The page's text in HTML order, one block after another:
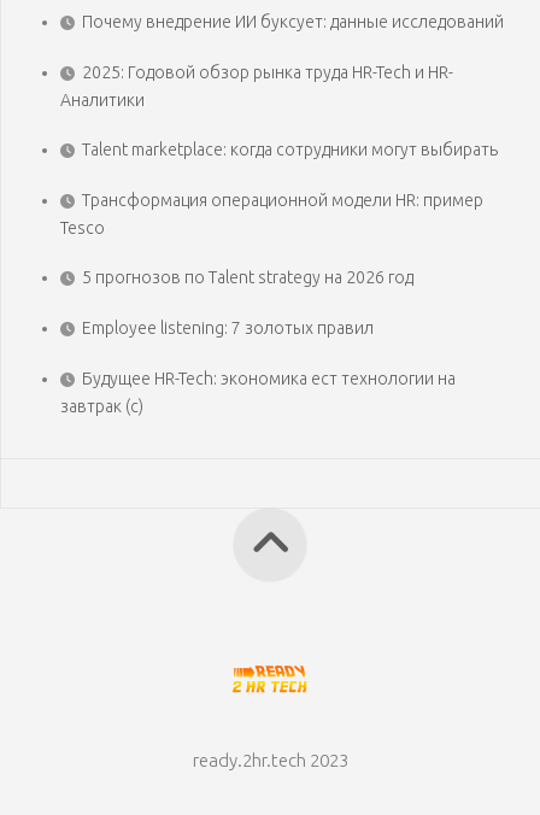
Почему внедрение ИИ буксует: данные исследований
2025: Годовой обзор рынка труда HR-Tech и HR-
Аналитики
Talent marketplace: когда сотрудники могут выбирать
Трансформация операционной модели HR: пример
Tesco
5 прогнозов по Talent strategy на 2026 год
Employee listening: 7 золотых правил
Будущее HR-Tech: экономика ест технологии на
завтрак (с)
ready.2hr.tech 2023